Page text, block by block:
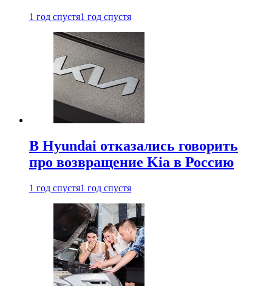
1 год спустя1 год спустя
В Hyundai отказались говорить
про возвращение Kia в Россию
1 год спустя1 год спустя